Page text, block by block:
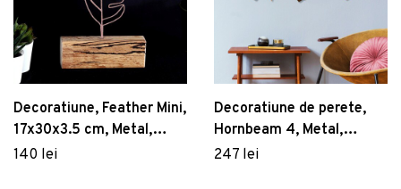
Decoratiune, Feather Mini,
17x30x3.5 cm, Metal,
Bronz
140 lei
Decoratiune de perete,
Hornbeam 4, Metal,
Dimensiune: 114 x 52 cm,
247 lei